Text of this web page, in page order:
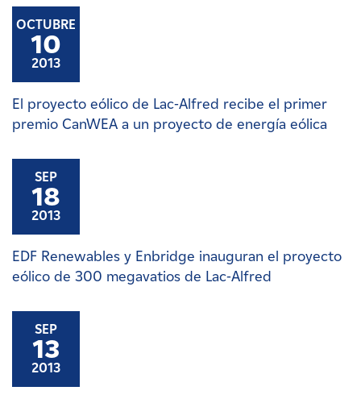
OCTUBRE
10
2013
El proyecto eólico de Lac-Alfred recibe el primer
premio CanWEA a un proyecto de energía eólica
SEP
18
2013
EDF Renewables y Enbridge inauguran el proyecto
eólico de 300 megavatios de Lac-Alfred
SEP
13
2013